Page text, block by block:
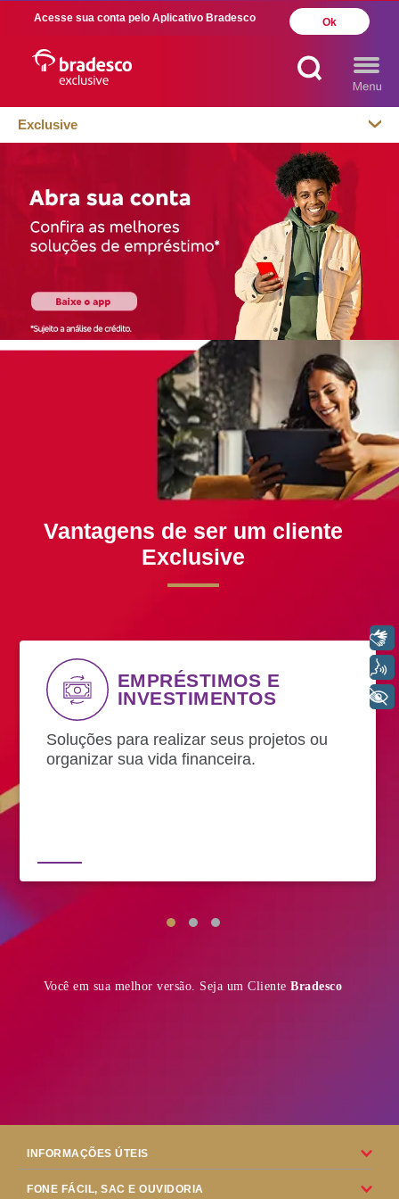
Acesse sua conta pelo Aplicativo Bradesco Ok
MAIS BUSCADOS
SUAS BUSCAS
SEPARAMOS PARA VOCÊ
Financiamentos
Exclusive
Vantagens de ser um cliente
Exclusive
EMPRÉSTIMOS E
INVESTIMENTOS
Soluções para realizar seus projetos ou
organizar sua vida financeira.
Você em sua melhor versão. Seja um ClienteBradesco
INFORMAÇÕES ÚTEIS
FONE FÁCIL, SAC E OUVIDORIA
Libras
+ Acessibilidade